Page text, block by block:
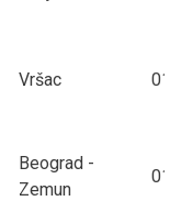
Vršac
Beograd -
Zemun